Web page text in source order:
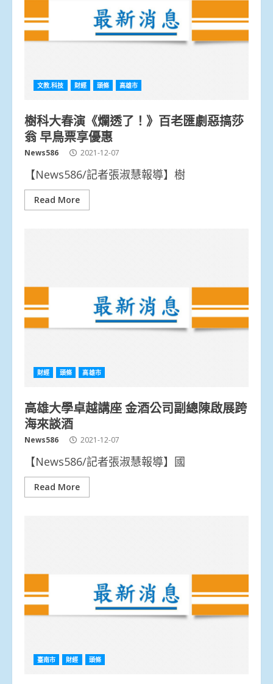
文教.科技 財經 頭條 高雄市
樹科大春演《爛透了！》百老匯劇惡搞莎
翁 早鳥票享優惠
News586 2021-12-07
【News586/記者張淑慧報導】樹
Read More
財經 頭條 高雄市
高雄大學卓越講座 金酒公司副總陳啟展跨
海來談酒
News586 2021-12-07
【News586/記者張淑慧報導】國
Read More
臺南市 財經 頭條